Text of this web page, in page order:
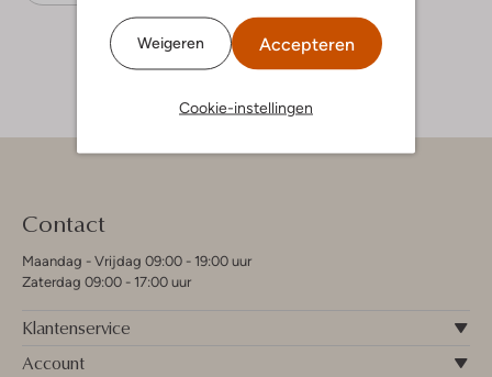
Weigeren Accepteren
Cookie-instellingen
Contact
Maandag - Vrijdag 09:00 - 19:00 uur
Zaterdag 09:00 - 17:00 uur
Klantenservice
Account